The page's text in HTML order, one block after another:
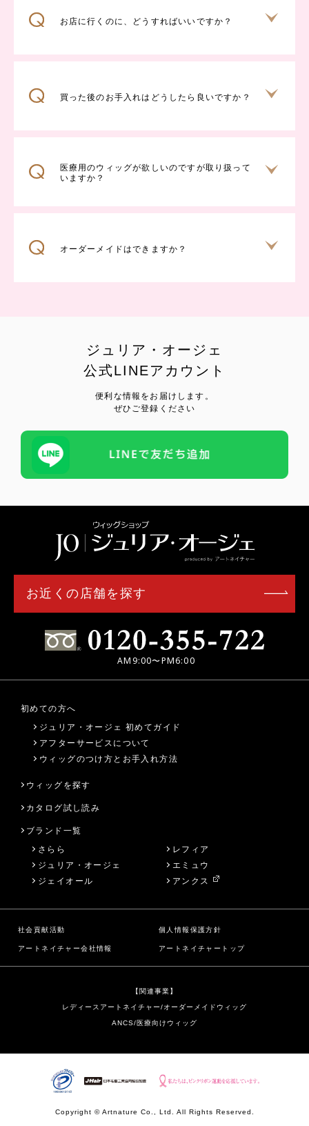
お店に行くのに、どうすればいいですか？
買った後のお手入れはどうしたら良いですか？
医療用のウィッグが欲しいのですが取り扱って
いますか？
オーダーメイドはできますか？
ジュリア・オージェ
公式LINEアカウント
便利な情報をお届けします。
ぜひご登録ください
初めての方へ
ジュリア・オージェ 初めてガイド
アフターサービスについて
ウィッグのつけ方とお手入れ方法
ウィッグを探す
カタログ試し読み
ブランド一覧
さらら
ジュリア・オージェ
ジェイオール
レフィア
エミュウ
アンクス
お近くの店舗を探す
AM9:00〜PM6:00
社会貢献活動 個人情報保護方針
アートネイチャー会社情報 アートネイチャートップ
【関連事業】
レディースアートネイチャー/オーダーメイドウィッグ
ANCS/医療向けウィッグ
Copyright © Artnature Co., Ltd. All Rights Reserved.